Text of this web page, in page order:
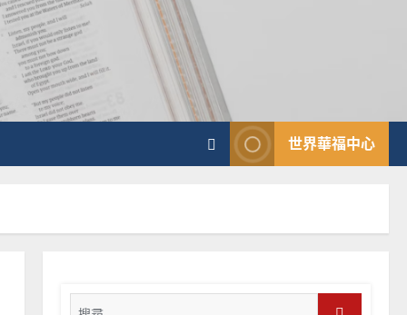
世界華福中心
Search
普世宣教
向穆斯林傳福音的可行策略
｜黃約瑟
2025-02-20
差傳過來人的佳美見證｜歐
余自力